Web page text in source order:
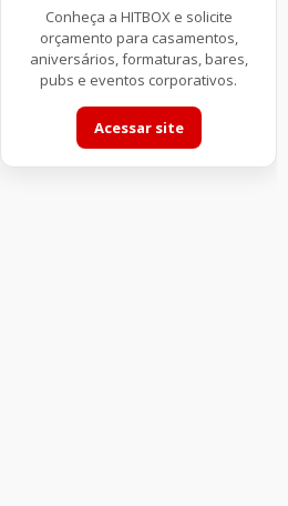
Conheça a HITBOX e solicite
orçamento para casamentos,
aniversários, formaturas, bares,
pubs e eventos corporativos.
Acessar site